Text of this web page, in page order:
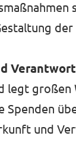
der
legt großen
Spenden
und